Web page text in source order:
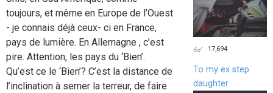
toujours, et même en Europe de l’Ouest
- je connais déjà ceux- ci en France,
pays de lumière. En Allemagne , c’est
pire. Attention, les pays du ‘Bien’.
Qu’est ce le ‘Bien’? C’est la distance de
l’inclination à semer la terreur, de faire
17,694
To my ex step
daughter